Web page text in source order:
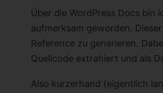
Über die WordPress Docs bin
aufmerksam geworden.
Reference zu generieren.
Quellcode extrahiert und als
Also kurzerhand (eigentlich